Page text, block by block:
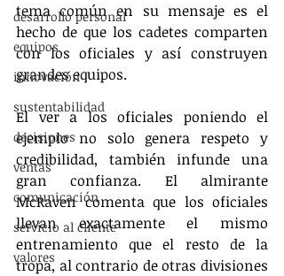
desarrollo personal
equipos
innovación
sustentabilidad
decisiones
ventas
comunicación
servicio al cliente
valores
tema común en su mensaje es el
hecho de que los cadetes comparten
con los oficiales y así construyen
grandes equipos.
El ver a los oficiales poniendo el
ejemplo no solo genera respeto y
credibilidad, también infunde una
gran confianza. El almirante
McRaven comenta que los oficiales
llevan exactamente el mismo
entrenamiento que el resto de la
tropa, al contrario de otras divisiones